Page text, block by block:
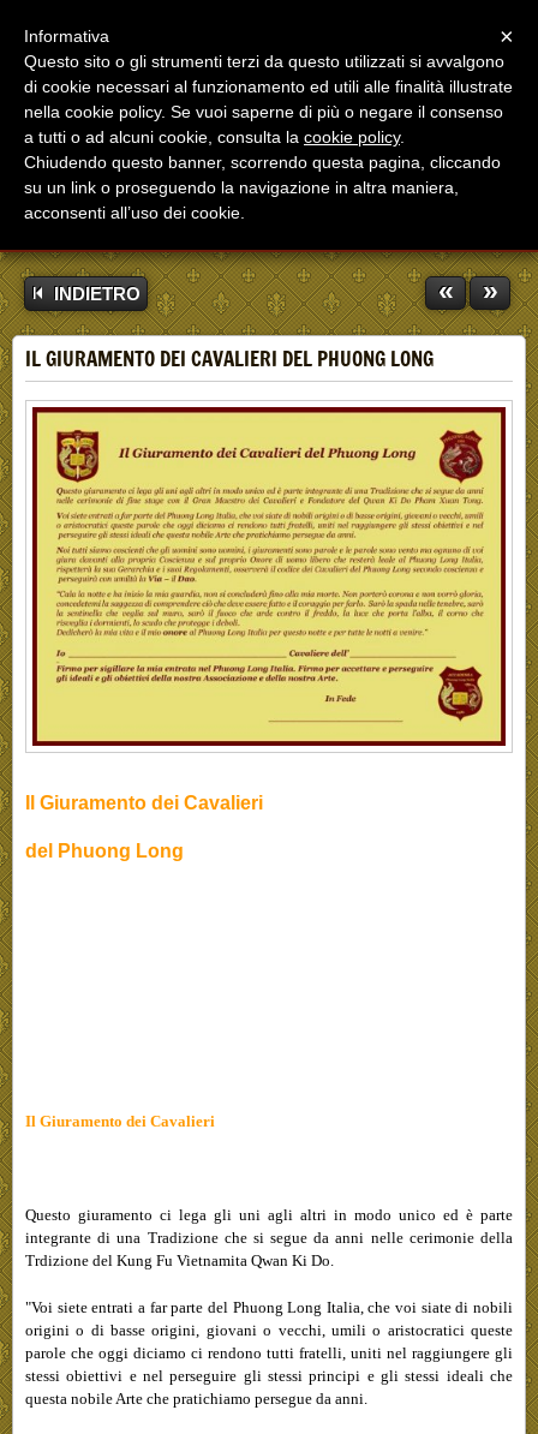
INDIETRO « »
IL GIURAMENTO DEI CAVALIERI DEL PHUONG LONG
Il Giuramento dei Cavalieri
del Phuong Long
Il Giuramento dei Cavalieri
Questo giuramento ci lega gli uni agli altri in modo unico ed è parte
integrante di una Tradizione che si segue da anni nelle cerimonie della
Trdizione del Kung Fu Vietnamita Qwan Ki Do.
"Voi siete entrati a far parte del Phuong Long Italia, che voi siate di nobili
origini o di basse origini, giovani o vecchi, umili o aristocratici queste
parole che oggi diciamo ci rendono tutti fratelli, uniti nel raggiungere gli
stessi obiettivi e nel perseguire gli stessi principi e gli stessi ideali che
questa nobile Arte che pratichiamo persegue da anni.
×
Informativa
Questo sito o gli strumenti terzi da questo utilizzati si avvalgono
di cookie necessari al funzionamento ed utili alle finalità illustrate
nella cookie policy. Se vuoi saperne di più o negare il consenso
a tutti o ad alcuni cookie, consulta la cookie policy.
Chiudendo questo banner, scorrendo questa pagina, cliccando
su un link o proseguendo la navigazione in altra maniera,
acconsenti all’uso dei cookie.